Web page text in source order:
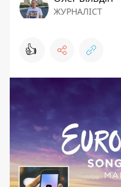
ЖУРНАЛІСТ
👍